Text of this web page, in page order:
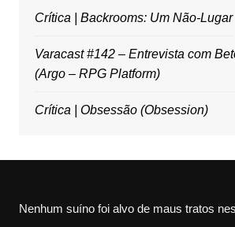
Crítica | Backrooms: Um Não-Lugar
Varacast #142 – Entrevista com
(Argo – RPG Platform)
Crítica | Obsessão (Obsession)
Nenhum suíno foi alvo de maus tratos